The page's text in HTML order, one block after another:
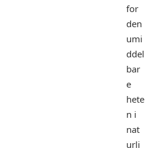
for
den
umi
ddel
bar
e
hete
n i
nat
urli